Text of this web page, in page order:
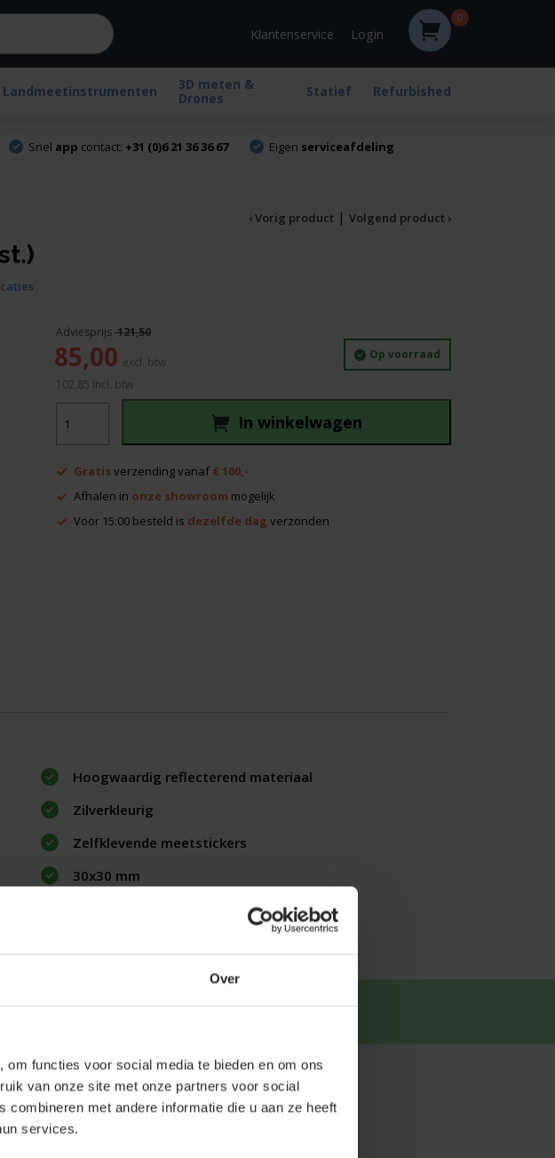
Over
functies voor social media te bieden en om ons
van onze site met onze partners voor social
met andere informatie die u aan ze heeft
services.
Klantenservice Login
0
Landmeetinstrumenten
3D meten &
Drones
Statief Refurbished
Snel app contact: +31 (0)6 21 36 36 67 Eigen serviceafdeling
‹ Vorig product | Volgend product ›
Op voorraad
voordeelpack
30x30
(100
st.)
aantal
102,85 incl. btw
In winkelwagen
121,50
Oorspronkelijke
prijs
was:
121,50.
85,00
prijs
85,00.
Gratis verzending vanaf € 100,-
Afhalen in onze showroom mogelijk
Voor 15:00 besteld is dezelfde dag verzonden
Hoogwaardig reflecterend materiaal
Zilverkleurig
Zelfklevende meetstickers
30x30 mm
vragen graag viaWhatsapp.